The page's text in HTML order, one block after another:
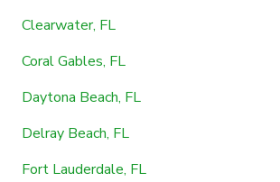
Clearwater, FL
Coral Gables, FL
Daytona Beach, FL
Delray Beach, FL
Fort Lauderdale, FL